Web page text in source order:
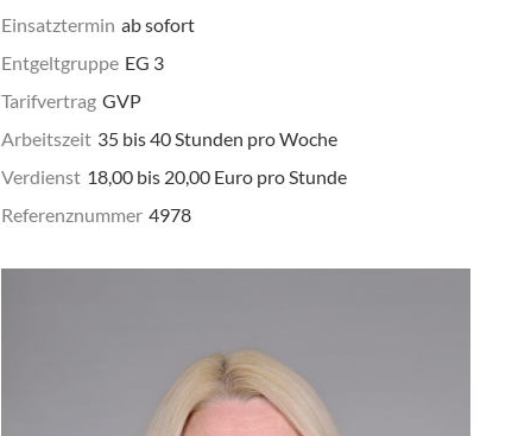
Einsatztermin ab sofort
Entgeltgruppe EG 3
Tarifvertrag GVP
Arbeitszeit 35 bis 40 Stunden pro Woche
Verdienst 18,00 bis 20,00 Euro pro Stunde
Referenznummer 4978